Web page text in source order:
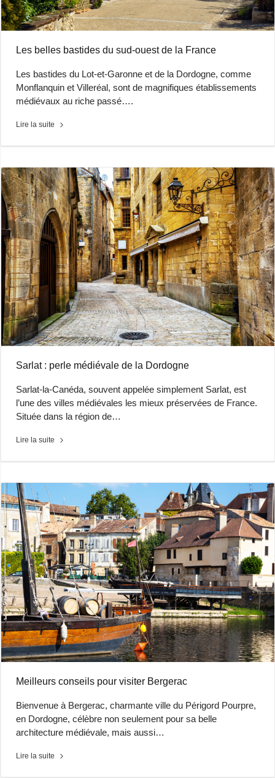
Les belles bastides du sud-ouest de la France
Les bastides du Lot-et-Garonne et de la Dordogne, comme
Monflanquin et Villeréal, sont de magnifiques établissements
médiévaux au riche passé….
Lire la suite
Sarlat : perle médiévale de la Dordogne
Sarlat-la-Canéda, souvent appelée simplement Sarlat, est
l’une des villes médiévales les mieux préservées de France.
Située dans la région de…
Lire la suite
Meilleurs conseils pour visiter Bergerac
Bienvenue à Bergerac, charmante ville du Périgord Pourpre,
en Dordogne, célèbre non seulement pour sa belle
architecture médiévale, mais aussi…
Lire la suite